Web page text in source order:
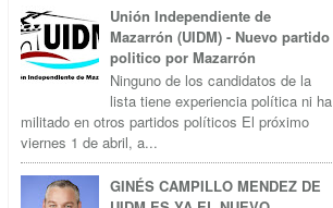
Unión Independiente de
Mazarrón (UIDM) - Nuevo partido
politico por Mazarrón
Ninguno de los candidatos de la
lista tiene experiencia política ni ha
militado en otros partidos políticos El próximo
viernes 1 de abril, a...
GINÉS CAMPILLO MENDEZ DE